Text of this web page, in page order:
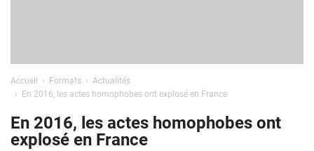
Accueil Formats
Actualités
En 2016, les actes homophobes ont explosé en France
En 2016, les actes homophobes ont
explosé en France